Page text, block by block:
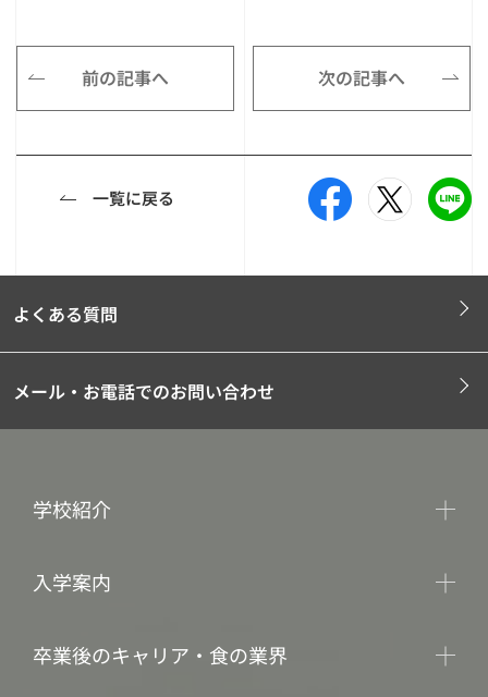
前の記事へ 次の記事へ
一覧に戻る
よくある質問
メール・お電話でのお問い合わせ
学校紹介
入学案内
卒業後のキャリア・食の業界